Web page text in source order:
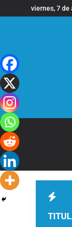
al
viernes, 7 de
Ley de